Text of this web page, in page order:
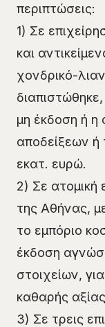
περιπτώσεις:
1) Σε
και
χονδρικό-
μη έκδοση ή η
αποδείξεων ή
εκατ. ευρώ.
2) Σε ατομική
της Αθήνας,
το εμπόριο
έκδοση
στοιχείων,
καθαρής
3) Σε τρεις